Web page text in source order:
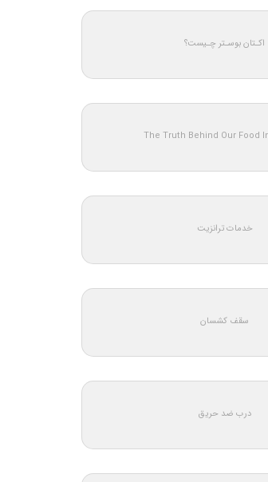
اکـتان بوسـتر چـیست؟
The Truth Behind Our Food
خدمات ترانزیت
سقف کشسان
درب ضد حریق